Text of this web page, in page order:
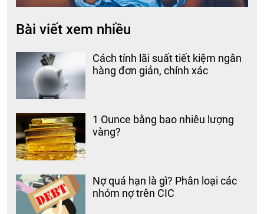
Bài viết xem nhiều
Cách tính lãi suất tiết kiệm ngân
hàng đơn giản, chính xác
1 Ounce bằng bao nhiêu lượng
vàng?
Nợ quá hạn là gì? Phân loại các
nhóm nợ trên CIC